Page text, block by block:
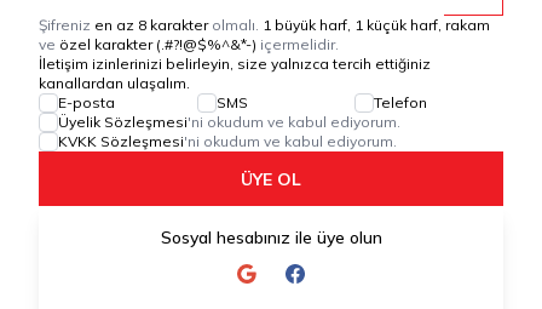
Şifreniz en az 8 karakterolmalı. 1 büyük harf, 1 küçük harf, rakam
ve özel karakter (.#?!@$%^&*-) içermelidir.
İletişim izinlerinizi belirleyin, size yalnızca tercih ettiğiniz
kanallardan ulaşalım.
E-posta
SMS
Telefon
Üyelik Sözleşmesi'ni okudum ve kabul ediyorum.
KVKK Sözleşmesi'ni okudum ve kabul ediyorum.
ÜYE OL
Sosyal hesabınız ile üye olun